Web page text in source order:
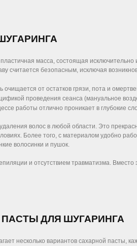
масса, состоящая
считается безопасным, исключая
очищается от остатков грязи, пота и
проведения сеанса (мануальное
работы отлично проникает в глубокие
волос в любой области. Это
Более того, с материалом удобно
волосинки и пушок.
и отсутствием травматизма.
ДЛЯ ШУГАРИНГА
несколько вариантов сахарной пасты,